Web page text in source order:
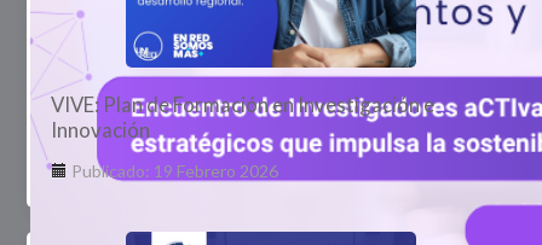
VIVE: Plan de Formación en Investigación e
Innovación
Publicado: 19 Febrero 2026